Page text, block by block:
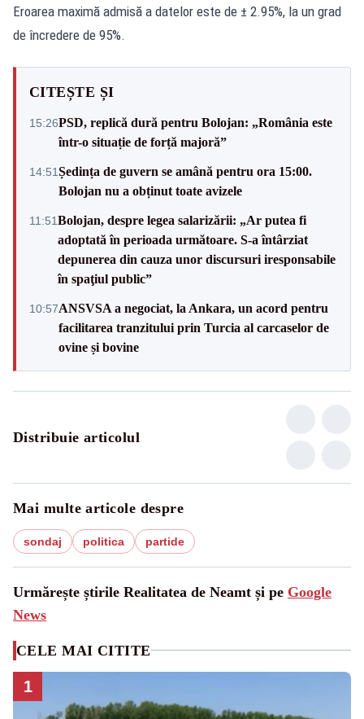
Eroarea maximă admisă a datelor este de ± 2.95%, la un grad
de încredere de 95%.
CITEȘTE ȘI
15:26PSD, replică dură pentru Bolojan: „România este
într-o situație de forță majoră”
14:51Ședința de guvern se amână pentru ora 15:00.
Bolojan nu a obținut toate avizele
11:51Bolojan, despre legea salarizării: „Ar putea fi
adoptată în perioada următoare. S-a întârziat
depunerea din cauza unor discursuri iresponsabile
în spaţiul public”
10:57ANSVSA a negociat, la Ankara, un acord pentru
facilitarea tranzitului prin Turcia al carcaselor de
ovine și bovine
Distribuie articolul
Mai multe articole despre
sondaj politica partide
Urmărește știrile Realitatea de Neamt și pe Google
News
CELE MAI CITITE
1